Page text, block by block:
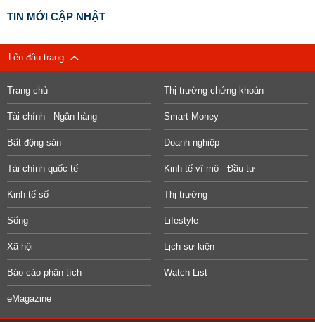
TIN MỚI CẬP NHẬT
Lên đầu trang
Trang chủ Thị trường chứng khoán
Tài chính - Ngân hàng Smart Money
Bất động sản Doanh nghiệp
Tài chính quốc tế Kinh tế vĩ mô - Đầu tư
Kinh tế số Thị trường
Sống Lifestyle
Xã hội Lịch sự kiện
Báo cáo phân tích Watch List
eMagazine